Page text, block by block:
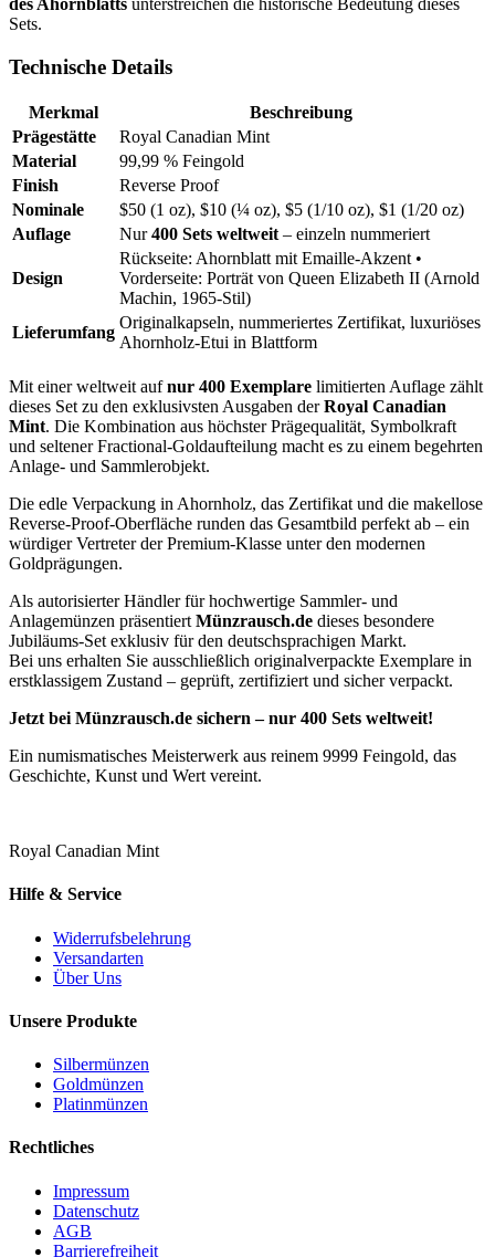
Sets.
Technische Details
Merkmal
Beschreibung
Prägestätte
Royal Canadian Mint
Material
99,99 % Feingold
Finish
Reverse Proof
Nominale
$50 (1 oz), $10 (¼ oz), $5 (1/10 oz), $1 (1/20 oz)
Auflage
Nur400 Sets weltweit – einzeln nummeriert
Design
Rückseite: Ahornblatt mit Emaille-Akzent •
Vorderseite: Porträt von Queen Elizabeth II (Arnold
Machin, 1965-Stil)
Lieferumfang
Originalkapseln, nummeriertes Zertifikat, luxuriöses
Ahornholz-Etui in Blattform
Mit einer weltweit aufnur 400 Exemplare limitierten Auflage zählt
dieses Set zu den exklusivsten Ausgaben derRoyal Canadian
Mint. Die Kombination aus höchster Prägequalität, Symbolkraft
und seltener Fractional-Goldaufteilung macht es zu einem begehrten
Anlage- und Sammlerobjekt.
Die edle Verpackung in Ahornholz, das Zertifikat und die makellose
Reverse-Proof-Oberfläche runden das Gesamtbild perfekt ab – ein
würdiger Vertreter der Premium-Klasse unter den modernen
Goldprägungen.
Als autorisierter Händler für hochwertige Sammler- und
Anlagemünzen präsentiert Münzrausch.de dieses besondere
Jubiläums-Set exklusiv für den deutschsprachigen Markt.
Bei uns erhalten Sie ausschließlich originalverpackte Exemplare in
erstklassigem Zustand – geprüft, zertifiziert und sicher verpackt.
Jetzt bei Münzrausch.de sichern – nur 400 Sets weltweit!
Ein numismatisches Meisterwerk aus reinem 9999 Feingold, das
Geschichte, Kunst und Wert vereint.
Royal Canadian Mint
Hilfe & Service
Widerrufsbelehrung
Versandarten
Über Uns
Unsere Produkte
Silbermünzen
Goldmünzen
Platinmünzen
Rechtliches
Impressum
Datenschutz
AGB
Barrierefreiheit